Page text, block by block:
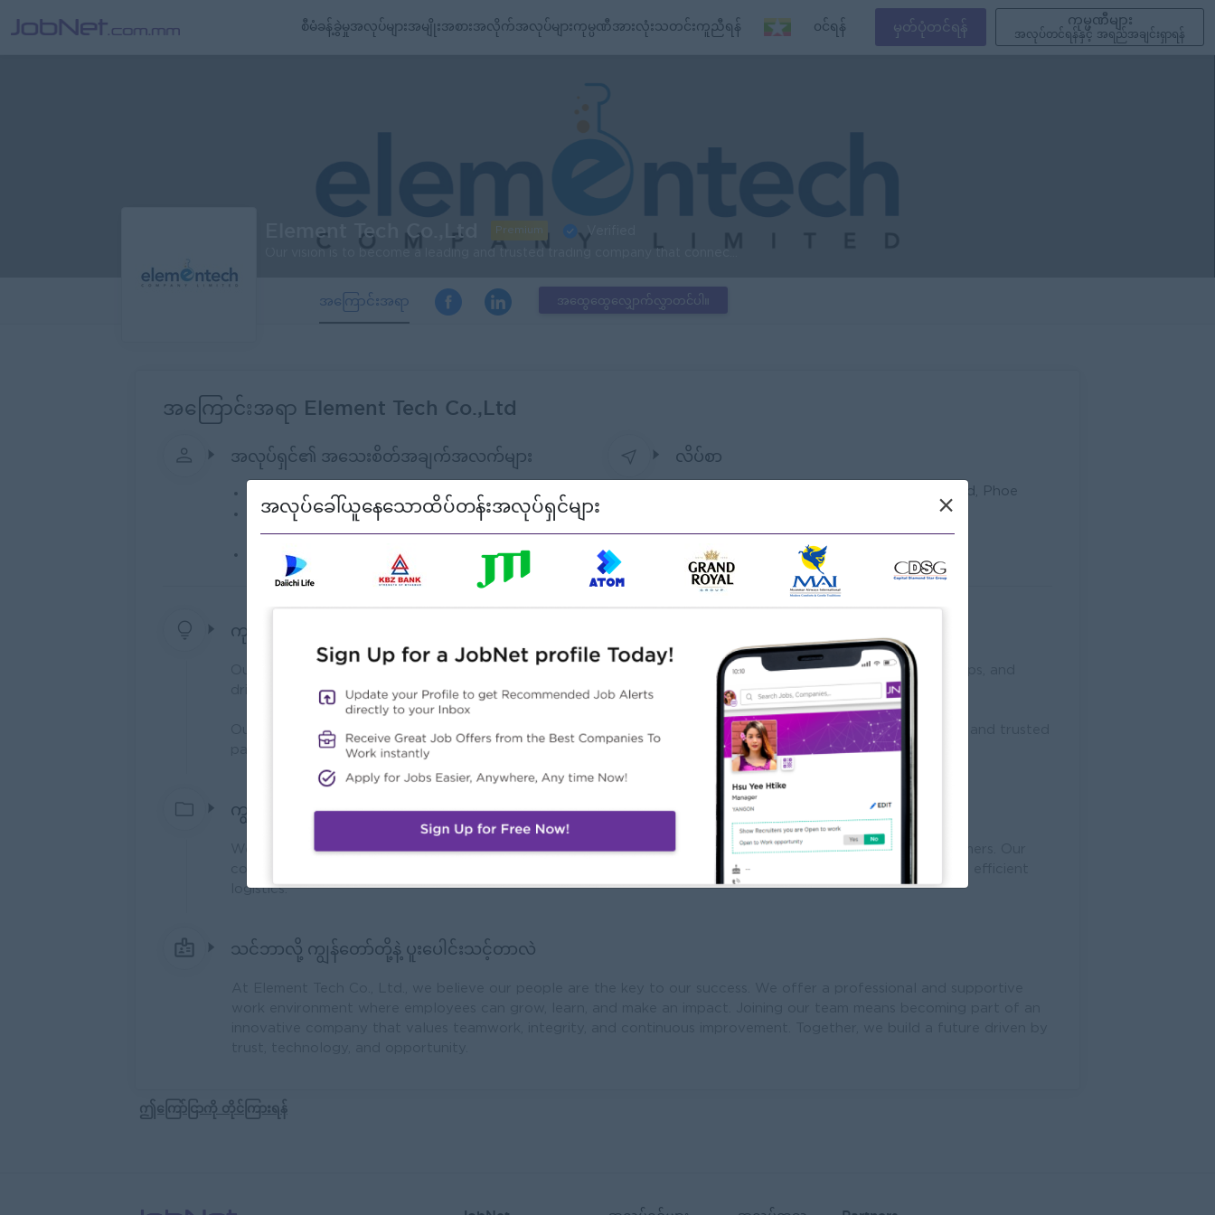
စီမံခန့်ခွဲမှုအလုပ်များအမျိုးအစားအလိုက်အလုပ်များကုမ္ပဏီအားလုံးသတင်းကူညီရန် ၀င်ရန် မှတ်ပုံတင်ရန်
ကုမ္ပဏီများ
အလုပ်တင်ရန်နှင့် အရည်အချင်းရှာရန်
Element Tech Co.,Ltd Premium Verified
အကြောင်းအရာ အထွေထွေလျှောက်လွှာတင်ပါ။
အကြောင်းအရာ Element Tech Co.,Ltd
အလုပ်ရှင်၏ အသေးစိတ်အချက်အလက်များ
အမျိုးအစား: Direct Employer
လုပ်ငန်းအမျိုးအစားများ:
Trading/Distribution/Import/Export
ဝန်ထမ်းအရေအတွက်: 21 to 50
လိပ်စာ
No(192), Ground Floor, Bo Min Yanung Road, Phoe
Township.,ရန်ကုန်တိုင်း, Myanmar
ကုမ္ပဏီ၏ ရည်မှန်းချက်
Our vision is to become a leading and trusted trading company that connects markets, empowers partnerships, and
drives sustainable growth across the region and beyond.
Our mission is to connect local and international markets by providing high-quality products, reliable service, and trusted
ကျွန်တော်တို့ ဘာတွေလုပ်သလဲ
We specialize in importing, exporting, and distributing high-quality products to meet the needs of our customers. Our
company connects local and international markets through reliable trading services, strong partnerships, and efficient
logistics.
သင်ဘာလို့ ကျွန်တော်တို့နဲ့ ပူးပေါင်းသင့်တာလဲ
ဤကြော်ငြာကို တိုင်ကြားရန်
အလုပ်ခေါ်ယူနေသောထိပ်တန်းအလုပ်ရှင်များ ×